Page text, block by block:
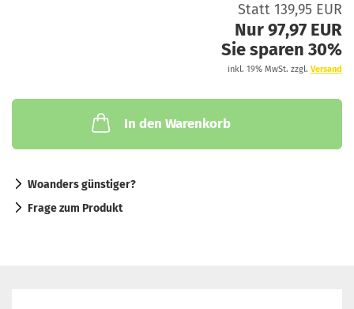
Statt 139,95 EUR
Nur 97,97 EUR
Sie sparen 30%
inkl. 19% MwSt. zzgl. Versand
In den Warenkorb
Woanders günstiger?
Frage zum Produkt